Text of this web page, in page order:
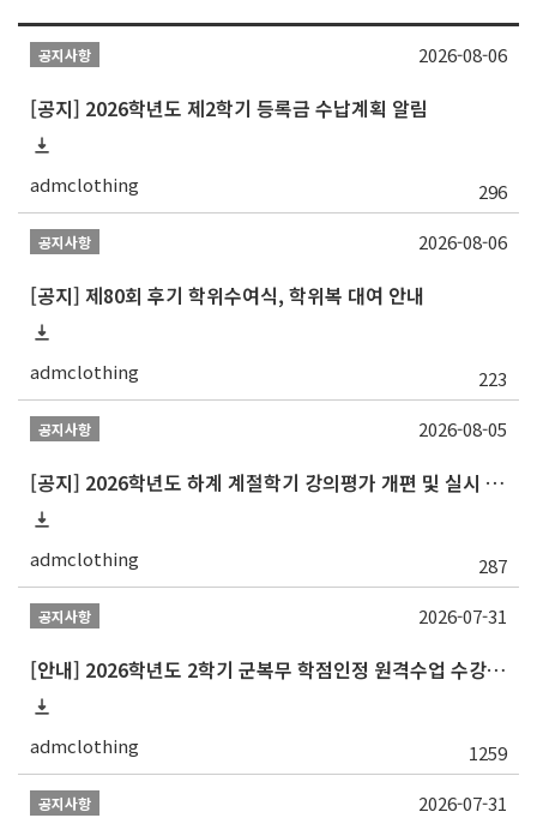
공지사항
[공지] 2026학년도 제2학기 등록금 수납계획 알림
admclothing 296
2026-08-06
공지사항
[공지] 제80회 후기 학위수여식, 학위복 대여 안내
admclothing 223
2026-08-06
공지사항
[공지] 2026학년도 하계 계절학기 강의평가 개편 및 실시 안내(8.4~11)
admclothing 287
2026-08-05
공지사항
[안내] 2026학년도 2학기 군복무 학점인정 원격수업 수강신청
admclothing 1259
2026-07-31
공지사항 2026-07-31